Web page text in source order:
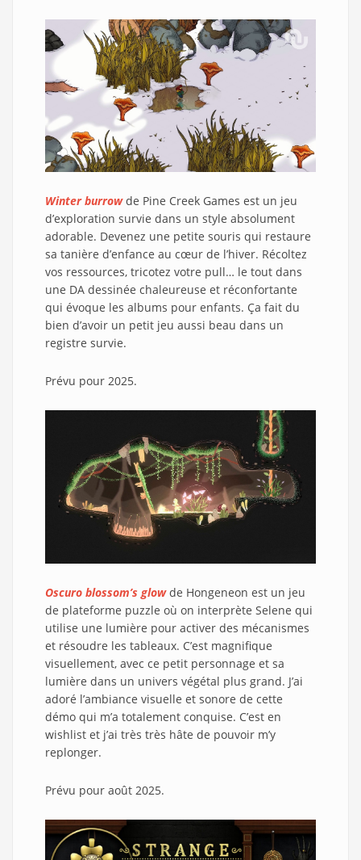
Winter burrow de Pine Creek Games est un jeu
d’exploration survie dans un style absolument
adorable. Devenez une petite souris qui restaure
sa tanière d’enfance au cœur de l’hiver. Récoltez
vos ressources, tricotez votre pull… le tout dans
une DA dessinée chaleureuse et réconfortante
qui évoque les albums pour enfants. Ça fait du
bien d’avoir un petit jeu aussi beau dans un
registre survie.
Prévu pour 2025.
Oscuro blossom’s glowde Hongeneon est un jeu
de plateforme puzzle où on interprète Selene qui
utilise une lumière pour activer des mécanismes
et résoudre les tableaux. C’est magnifique
visuellement, avec ce petit personnage et sa
lumière dans un univers végétal plus grand. J’ai
adoré l’ambiance visuelle et sonore de cette
démo qui m’a totalement conquise. C’est en
wishlist et j’ai très très hâte de pouvoir m’y
replonger.
Prévu pour août 2025.